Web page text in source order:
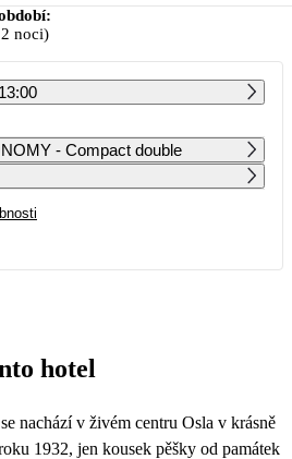
Září 2026
ČT PÁ SO NE
10 839 20 889
noci)
- Compact double
hotel
nachází v živém centru Osla v krásně
1932, jen kousek pěšky od památek